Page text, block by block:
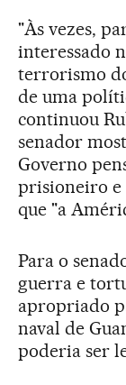
"Às vezes,
interessado
terrorismo
de uma
continuou
senador
Governo
prisioneiro e
que "a
Para o
guerra e
apropriado
naval de
poderia ser